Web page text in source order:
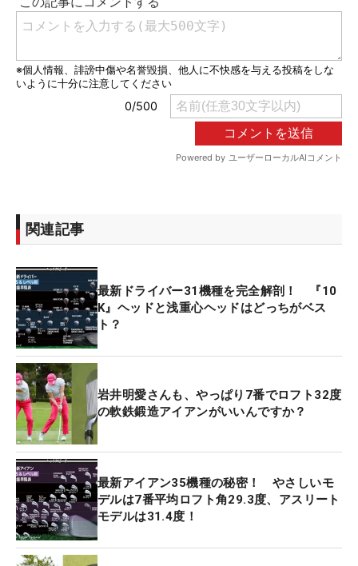
関連記事
最新ドライバー31機種を完全解剖！ 『10
K』ヘッドと浅重心ヘッドはどっちがベス
ト？
岩井明愛さんも、やっぱり7番でロフト32度
の軟鉄鍛造アイアンがいいんですか？
最新アイアン35機種の秘密！ やさしいモ
デルは7番平均ロフト角29.3度、アスリート
モデルは31.4度！